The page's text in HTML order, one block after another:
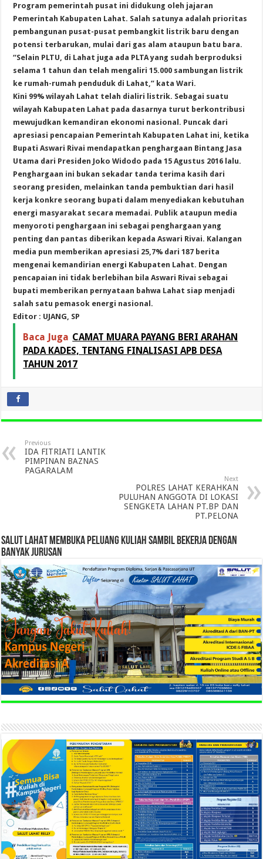
Program pemerintah pusat ini didukung oleh jajaran
Pemerintah Kabupaten Lahat. Salah satunya adalah prioritas
pembangunan pusat-pusat pembangkit listrik baru dengan
potensi terbarukan, mulai dari gas alam ataupun batu bara.
“Selain PLTU, di Lahat juga ada PLTA yang sudah berproduksi
selama 1 tahun dan telah mengaliri 15.000 sambungan listrik
ke rumah-rumah penduduk di Lahat,” kata Wari.
Kini 99% wilayah Lahat telah dialiri listrik. Sebagai suatu
wilayah Kabupaten Lahat pada dasarnya turut berkontribusi
mewujudkan kemandiran ekonomi nasional. Puncak dari
apresiasi pencapaian Pemerintah Kabupaten Lahat ini, ketika
Bupati Aswari Rivai mendapatkan penghargaan Bintang Jasa
Utama dari Presiden Joko Widodo pada 15 Agustus 2016 lalu.
Penghargaan ini bukan sekadar tanda terima kasih dari
seorang presiden, melainkan tanda pembuktian dari hasil
kerja konkre seorang bupati dalam menyediakan kebutuhan
energi masyarakat secara memadai. Publik ataupun media
menyoroti penghargaan ini sebagai penghargaan yang
penting dan pantas diberikan kepada Aswari Rivai. Kalangan
media pun memberikan apresiasi 25,7% dari 187 berita
mengenai kemandirian energi Kabupaten Lahat. Dengan
pencapaian ini tidak berlebihan bila Aswari Rivai sebagai
bupati memberikan pernyataan bahwa Lahat siap menjadi
salah satu pemasok energi nasional.
Editor : UJANG, SP
Baca Juga CAMAT MUARA PAYANG BERI ARAHAN
PADA KADES, TENTANG FINALISASI APB DESA
TAHUN 2017
Previous
IDA FITRIATI LANTIK
PIMPINAN BAZNAS
PAGARALAM
Next
POLRES LAHAT KERAHKAN
PULUHAN ANGGOTA DI LOKASI
SENGKETA LAHAN PT.BP DAN
PT.PELONA
SALUT LAHAT MEMBUKA PELUANG KULIAH SAMBIL BEKERJA DENGAN
BANYAK JURUSAN